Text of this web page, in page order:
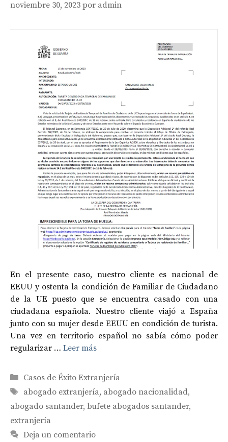
noviembre 30, 2023 por admin
En el presente caso, nuestro cliente es nacional de
EEUU y ostenta la condición de Familiar de Ciudadano
de la UE puesto que se encuentra casado con una
ciudadana española. Nuestro cliente viajó a España
junto con su mujer desde EEUU en condición de turista.
Una vez en territorio español no sabía cómo poder
regularizar … Leer más
Categorías
Casos de Éxito Extranjería
Etiquetas
abogado extranjería, abogado nacionalidad,
abogado santander, bufete abogados santander,
extranjería
Deja un comentario